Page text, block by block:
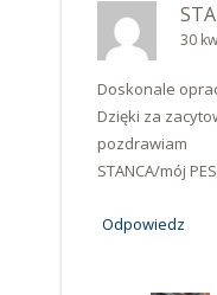
30
Doskonale
Dzięki za
pozdrawiam
STANCA/mój
Odpowiedz